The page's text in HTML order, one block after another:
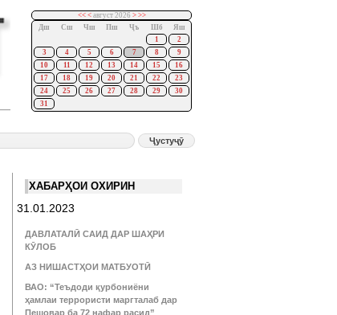
<< <август 2026 > >>
Дш
Сш Чш Пш Ҷъ Шб
Яш
1
2
3
4 5 6 7 8
9
10
11 12 13 14 15
16
17
18 19 20 21 22
23
24
25 26 27 28 29
30
31
ХАБАРҲОИ ОХИРИН
31.01.2023
ДАВЛАТАЛӢ САИД ДАР ШАҲРИ
КӮЛОБ
АЗ НИШАСТҲОИ МАТБУОТӢ
ВАО: “Теъдоди қурбониёни
ҳамлаи террористи маргталаб дар
Пешовар ба 72 нафар расид”